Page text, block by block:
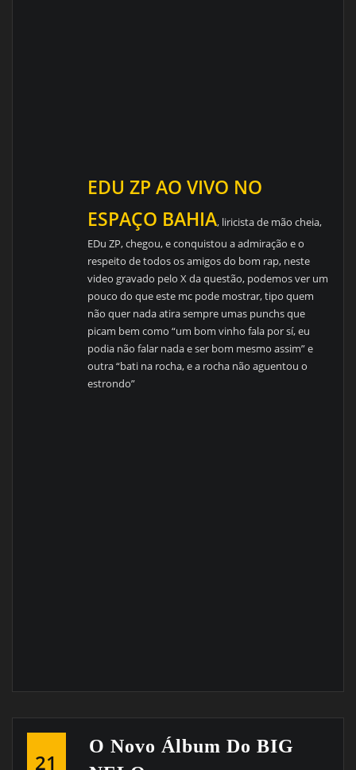
EDU ZP AO VIVO NO
ESPAÇO BAHIA, liricista de mão cheia,
EDu ZP, chegou, e conquistou a admiração e o
respeito de todos os amigos do bom rap, neste
video gravado pelo X da questão, podemos ver um
pouco do que este mc pode mostrar, tipo quem
não quer nada atira sempre umas punchs que
picam bem como “um bom vinho fala por sí, eu
podia não falar nada e ser bom mesmo assim” e
outra “bati na rocha, e a rocha não aguentou o
estrondo”
21
O Novo Álbum Do BIG